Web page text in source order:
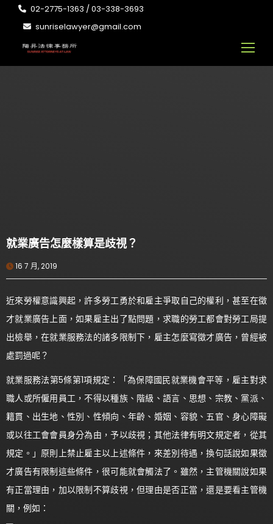
02-2775-1363 / 03-338-3693
sunriselawyer@gmail.com
就業廣告怎麼樣算是歧視？
16 7 月, 2019
近來勞權意識興起，許多勞工勇於和雇主爭取自己的權利，甚至在徵
才就業廣告上面，如果雇主出了點問題，求職的勞工都會對勞工局提
出檢舉，在就業服務法的諸多限制下，雇主怎麼寫徵才廣告，曾經被
處罰過呢？
就業服務法第5條第1項規定：「為保障國民就業機會平等，雇主對求
職人或所僱用員工，不得以種族、階級、語言、思想、宗教、黨派、
籍貫、出生地、性別、性傾向、年齡、婚姻、容貌、五官、身心障礙
或以往工會會員身分為由，予以歧視；其他法律有明文規定者，從其
規定。」原則上禁止雇主以上述條件，來差別待遇，換句話說如果徵
才廣告有限制這些條件，很可能就會觸法了。雖然，主管機關說如果
有正當理由，加以限制不算歧視，但理由是否正當，還是要看主管機
關，例如：